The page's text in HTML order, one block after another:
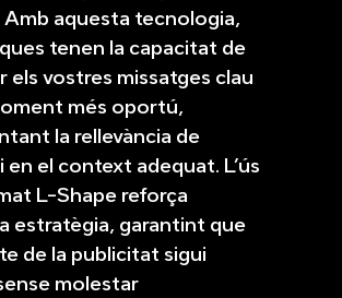
Amb aquesta tecnologia,
tenen la capacitat de
els vostres missatges clau
més oportú,
la rellevància de
en el context adequat. L’ús
L-Shape reforça
estratègia, garantint que
de la publicitat sigui
molestar